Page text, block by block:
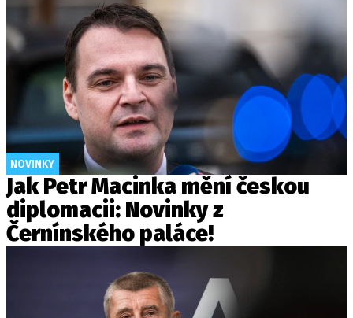
NOVINKY
Jak Petr Macinka mění českou
diplomacii: Novinky z
Černínského paláce!